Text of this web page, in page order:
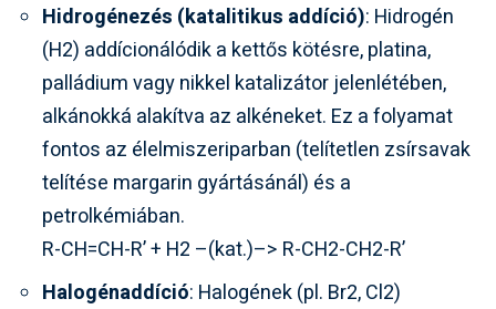
Hidrogénezés (katalitikus addíció): Hidrogén
(H2) addícionálódik a kettős kötésre, platina,
palládium vagy nikkel katalizátor jelenlétében,
alkánokká alakítva az alkéneket. Ez a folyamat
fontos az élelmiszeriparban (telítetlen zsírsavak
telítése margarin gyártásánál) és a
petrolkémiában.
R-CH=CH-R’ + H2 –(kat.)–> R-CH2-CH2-R’
Halogénaddíció: Halogének (pl. Br2, Cl2)